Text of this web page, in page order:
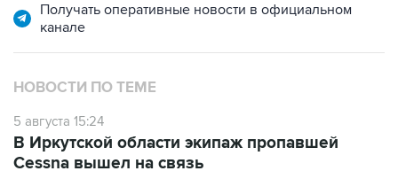
Получать оперативные новости в официальном
канале
НОВОСТИ ПО ТЕМЕ
5 августа 15:24
В Иркутской области экипаж пропавшей
Cessna вышел на связь